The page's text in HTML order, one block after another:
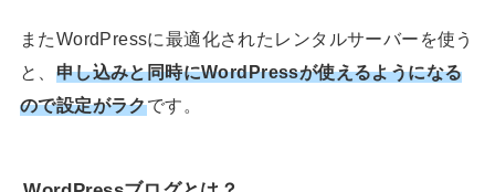
またWordPressに最適化されたレンタルサーバーを使う
と、 申し込みと同時にWordPressが使えるようになる
ので設定がラクです。